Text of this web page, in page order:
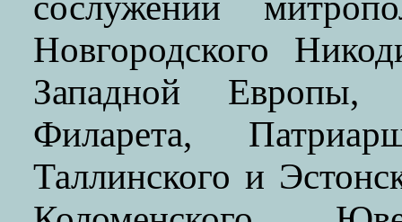
Новгородского
Западной Европы,
Филарета,
Таллинского и